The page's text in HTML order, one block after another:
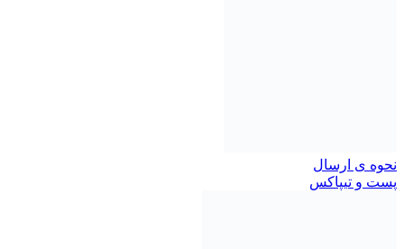
نحوه ی ارسال
پست و تیپاکس